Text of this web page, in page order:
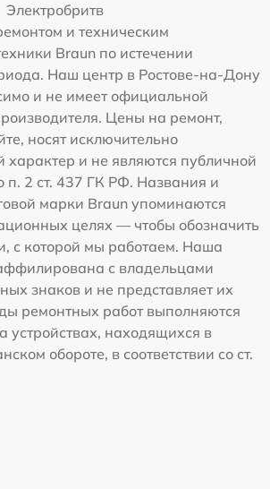
Электробритв
и техническим
Braun по истечении
Наш центр в Ростове-на-Дону
и не имеет официальной
Цены на ремонт,
носят исключительно
характер и не являются публичной
п. 2 ст. 437 ГК РФ. Названия и
марки Braun упоминаются
целях — чтобы обозначить
с которой мы работаем. Наша
с владельцами
знаков и не представляет их
ремонтных работ выполняются
устройствах, находящихся в
обороте, в соответствии со ст.